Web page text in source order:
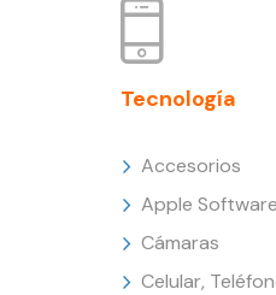
Tecnología
Accesorios
Apple Software
Cámaras
Celular,